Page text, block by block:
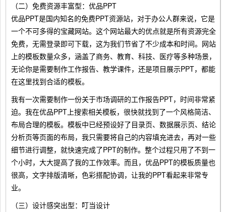
（二）免费资源丰富型：优品PPT
优品PPT是国内知名的免费PPT资源站，对于办公人群来说，它是
一个不可多得的宝藏网站。这个网站最大的优点就是所有资源完全
免费，无需登录即可下载，这为我们节省了不少成本和时间。网站
上的模板数量众多，涵盖了商务、教育、科技、医疗等多种场景，
无论你是需要制作工作报告、教学课件，还是项目展示PPT，都能
在这里找到合适的模板。
我有一次需要制作一份关于市场调研的工作报告PPT，时间非常紧
迫。我在优品PPT上搜索相关模板，很快就找到了一个风格简洁、
布局合理的模板。模板中已经预设好了目录页、数据展示页、结论
分析页等页面的布局，我只需要将自己的内容填充进去，再对一些
细节进行调整，就快速完成了PPT的制作。整个过程只用了不到一
个小时，大大提高了我的工作效率。而且，优品PPT的模板质量也
很高，文字排版清晰，色彩搭配协调，让我的PPT看起来非常专
业。
（三）设计感突出型：叮当设计